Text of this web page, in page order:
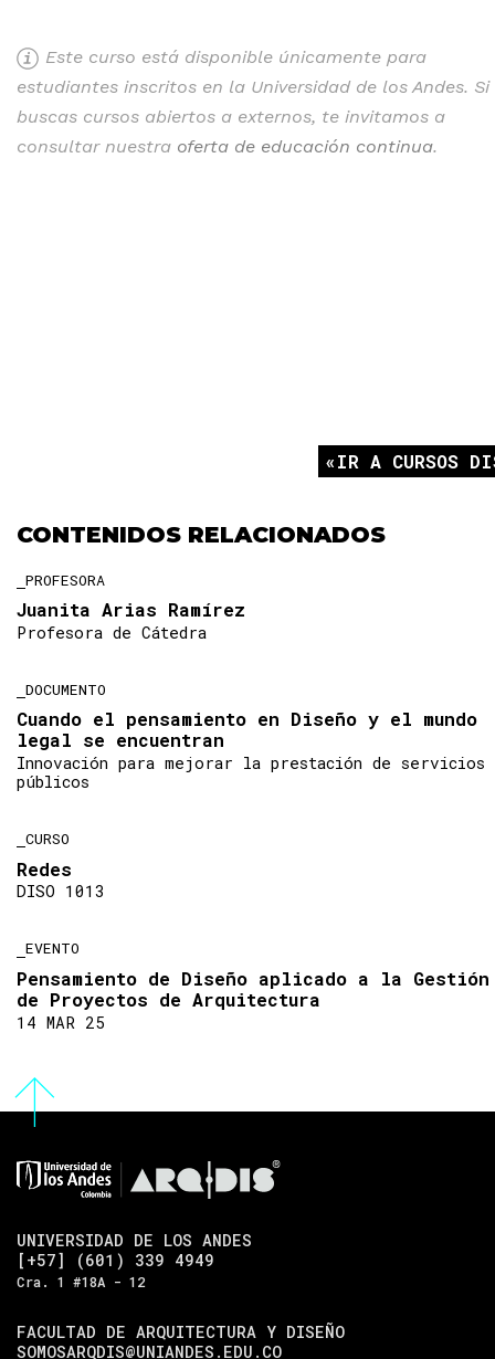
Este curso está disponible únicamente para
estudiantes inscritos en la Universidad de los Andes. Si
buscas cursos abiertos a externos, te invitamos a
consultar nuestra oferta de educación continua.
IR A CURSOS
CONTENIDOS RELACIONADOS
PROFESORA
Juanita Arias Ramírez
Profesora de Cátedra
DOCUMENTO
Cuando el pensamiento en Diseño y el mundo
legal se encuentran
Innovación para mejorar la prestación de servicios
públicos
CURSO
Redes
DISO 1013
EVENTO
Pensamiento de Diseño aplicado a la Gestión
de Proyectos de Arquitectura
14 MAR 25
UNIVERSIDAD DE LOS ANDES
[+57] (601) 339 4949
Cra. 1 #18A - 12
FACULTAD DE ARQUITECTURA Y DISEÑO
SOMOSARQDIS@UNIANDES.EDU.CO